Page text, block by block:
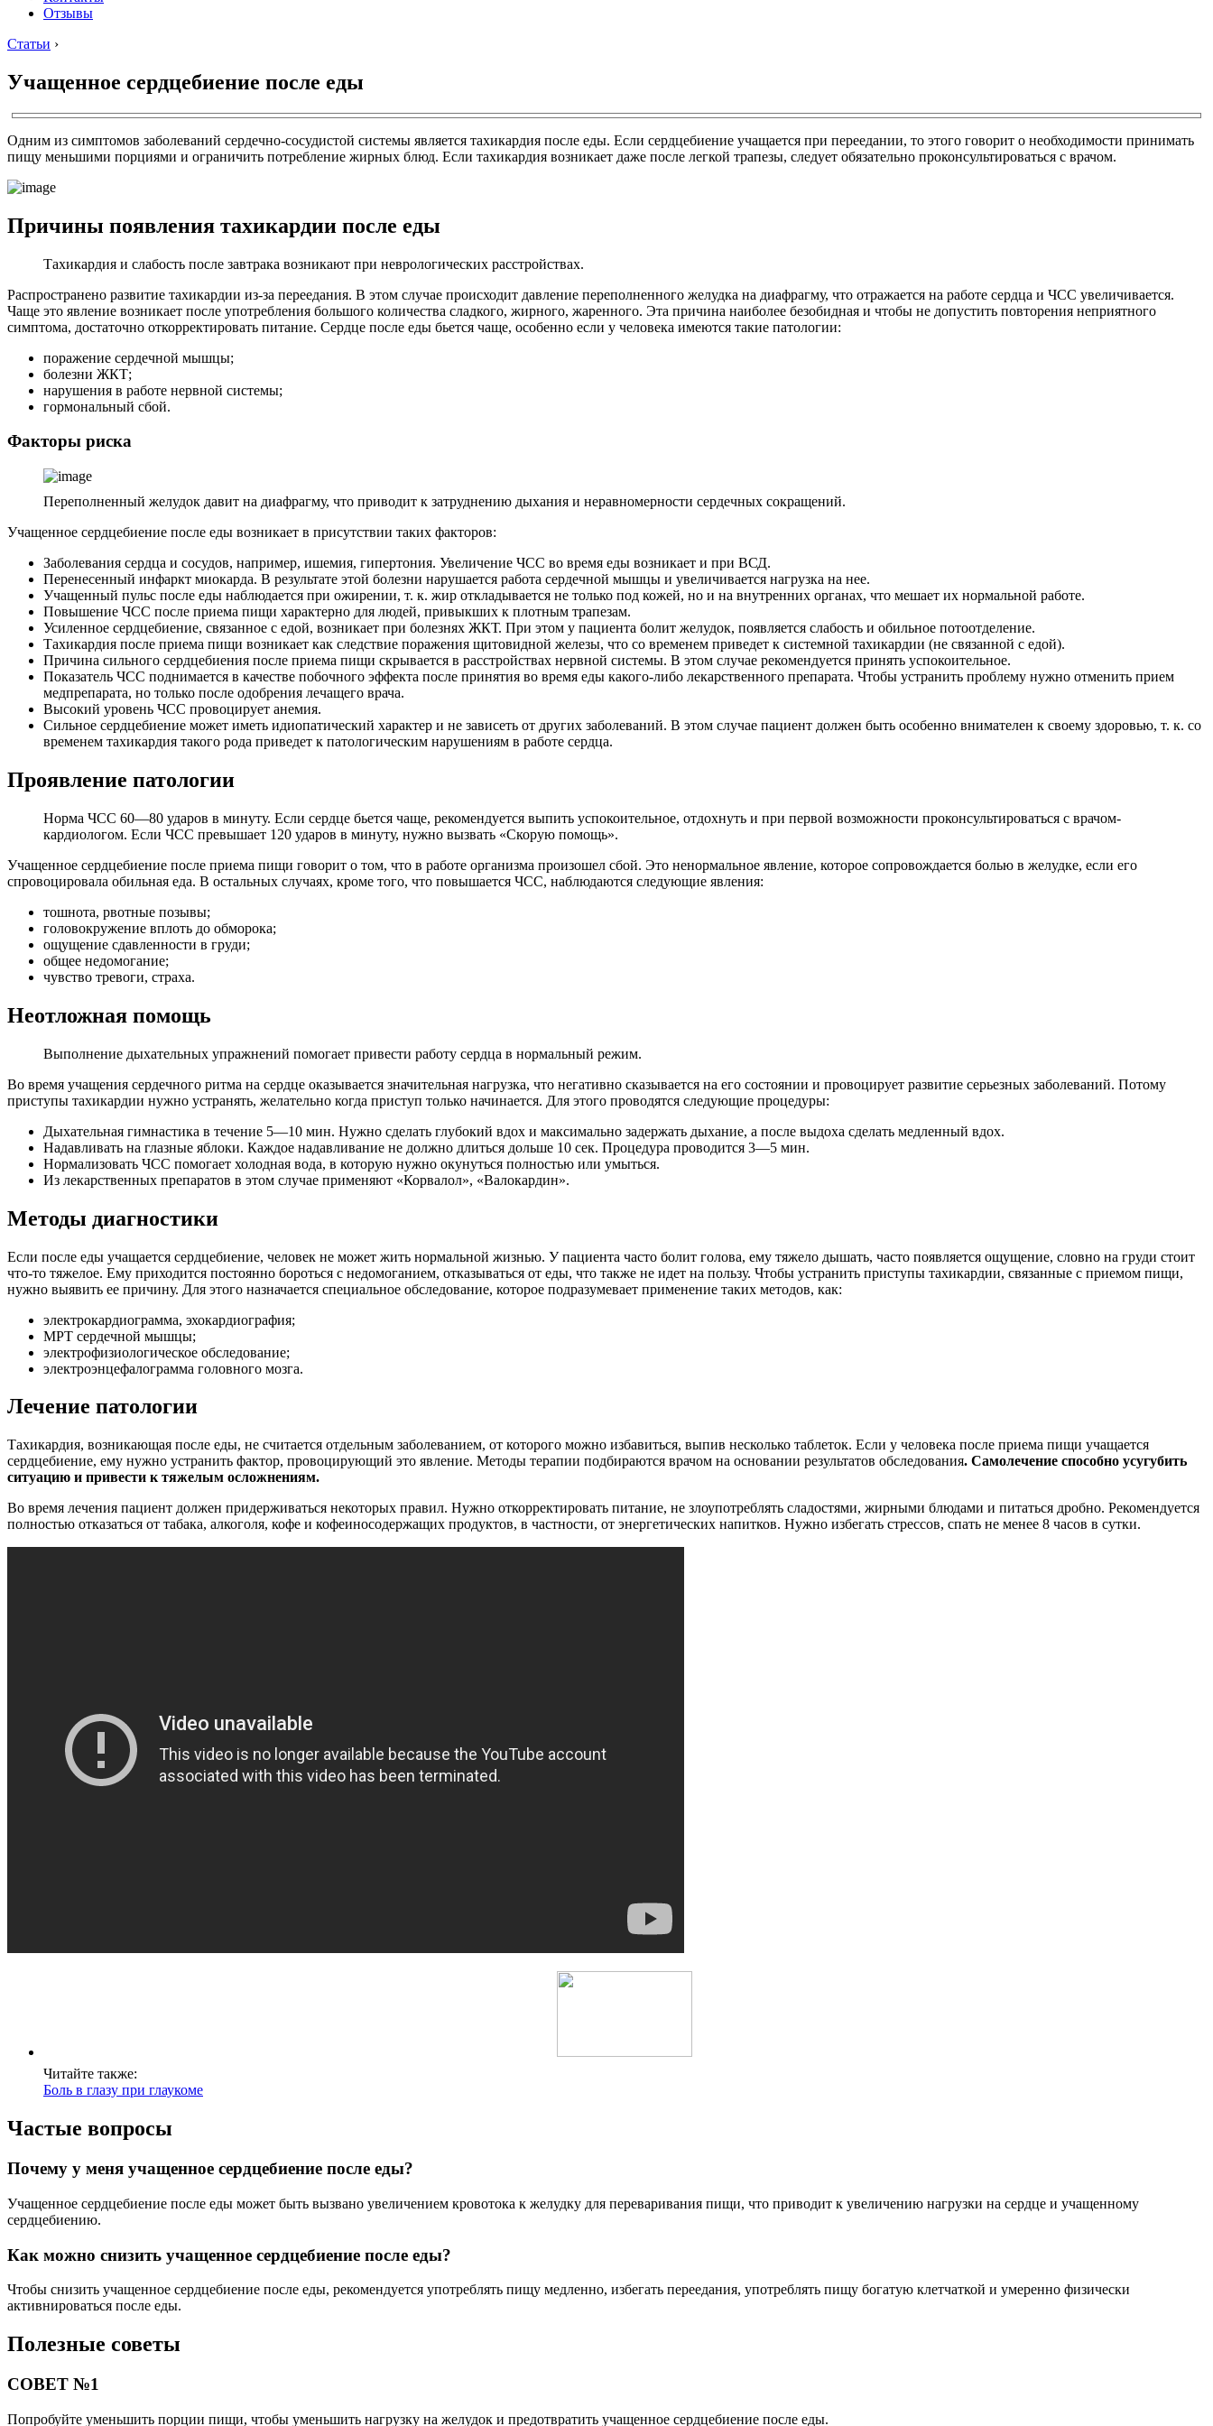
Отзывы
Статьи ›
Учащенное сердцебиение после еды
Одним из симптомов заболеваний сердечно-сосудистой системы является тахикардия после еды. Если сердцебиение учащается при переедании, то этого говорит о необходимости принимать
пищу меньшими порциями и ограничить потребление жирных блюд. Если тахикардия возникает даже после легкой трапезы, следует обязательно проконсультироваться с врачом.
Причины появления тахикардии после еды
Тахикардия и слабость после завтрака возникают при неврологических расстройствах.
Распространено развитие тахикардии из-за переедания. В этом случае происходит давление переполненного желудка на диафрагму, что отражается на работе сердца и ЧСС увеличивается.
Чаще это явление возникает после употребления большого количества сладкого, жирного, жаренного. Эта причина наиболее безобидная и чтобы не допустить повторения неприятного
симптома, достаточно откорректировать питание. Сердце после еды бьется чаще, особенно если у человека имеются такие патологии:
поражение сердечной мышцы;
болезни ЖКТ;
нарушения в работе нервной системы;
гормональный сбой.
Факторы риска
Переполненный желудок давит на диафрагму, что приводит к затруднению дыхания и неравномерности сердечных сокращений.
Учащенное сердцебиение после еды возникает в присутствии таких факторов:
Заболевания сердца и сосудов, например, ишемия, гипертония. Увеличение ЧСС во время еды возникает и при ВСД.
Перенесенный инфаркт миокарда. В результате этой болезни нарушается работа сердечной мышцы и увеличивается нагрузка на нее.
Учащенный пульс после еды наблюдается при ожирении, т. к. жир откладывается не только под кожей, но и на внутренних органах, что мешает их нормальной работе.
Повышение ЧСС после приема пищи характерно для людей, привыкших к плотным трапезам.
Усиленное сердцебиение, связанное с едой, возникает при болезнях ЖКТ. При этом у пациента болит желудок, появляется слабость и обильное потоотделение.
Тахикардия после приема пищи возникает как следствие поражения щитовидной железы, что со временем приведет к системной тахикардии (не связанной с едой).
Причина сильного сердцебиения после приема пищи скрывается в расстройствах нервной системы. В этом случае рекомендуется принять успокоительное.
Показатель ЧСС поднимается в качестве побочного эффекта после принятия во время еды какого-либо лекарственного препарата. Чтобы устранить проблему нужно отменить прием
медпрепарата, но только после одобрения лечащего врача.
Высокий уровень ЧСС провоцирует анемия.
Сильное сердцебиение может иметь идиопатический характер и не зависеть от других заболеваний. В этом случае пациент должен быть особенно внимателен к своему здоровью, т. к. со
временем тахикардия такого рода приведет к патологическим нарушениям в работе сердца.
Проявление патологии
Норма ЧСС 60―80 ударов в минуту. Если сердце бьется чаще, рекомендуется выпить успокоительное, отдохнуть и при первой возможности проконсультироваться с врачом-
кардиологом. Если ЧСС превышает 120 ударов в минуту, нужно вызвать «Скорую помощь».
Учащенное сердцебиение после приема пищи говорит о том, что в работе организма произошел сбой. Это ненормальное явление, которое сопровождается болью в желудке, если его
спровоцировала обильная еда. В остальных случаях, кроме того, что повышается ЧСС, наблюдаются следующие явления:
тошнота, рвотные позывы;
головокружение вплоть до обморока;
ощущение сдавленности в груди;
общее недомогание;
чувство тревоги, страха.
Неотложная помощь
Выполнение дыхательных упражнений помогает привести работу сердца в нормальный режим.
Во время учащения сердечного ритма на сердце оказывается значительная нагрузка, что негативно сказывается на его состоянии и провоцирует развитие серьезных заболеваний. Потому
приступы тахикардии нужно устранять, желательно когда приступ только начинается. Для этого проводятся следующие процедуры:
Дыхательная гимнастика в течение 5―10 мин. Нужно сделать глубокий вдох и максимально задержать дыхание, а после выдоха сделать медленный вдох.
Надавливать на глазные яблоки. Каждое надавливание не должно длиться дольше 10 сек. Процедура проводится 3―5 мин.
Нормализовать ЧСС помогает холодная вода, в которую нужно окунуться полностью или умыться.
Из лекарственных препаратов в этом случае применяют «Корвалол», «Валокардин».
Методы диагностики
Если после еды учащается сердцебиение, человек не может жить нормальной жизнью. У пациента часто болит голова, ему тяжело дышать, часто появляется ощущение, словно на груди стоит
что-то тяжелое. Ему приходится постоянно бороться с недомоганием, отказываться от еды, что также не идет на пользу. Чтобы устранить приступы тахикардии, связанные с приемом пищи,
нужно выявить ее причину. Для этого назначается специальное обследование, которое подразумевает применение таких методов, как:
электрокардиограмма, эхокардиография;
МРТ сердечной мышцы;
электрофизиологическое обследование;
электроэнцефалограмма головного мозга.
Лечение патологии
Тахикардия, возникающая после еды, не считается отдельным заболеванием, от которого можно избавиться, выпив несколько таблеток. Если у человека после приема пищи учащается
сердцебиение, ему нужно устранить фактор, провоцирующий это явление. Методы терапии подбираются врачом на основании результатов обследования. Самолечение способно усугубить
ситуацию и привести к тяжелым осложнениям.
Во время лечения пациент должен придерживаться некоторых правил. Нужно откорректировать питание, не злоупотреблять сладостями, жирными блюдами и питаться дробно. Рекомендуется
полностью отказаться от табака, алкоголя, кофе и кофеиносодержащих продуктов, в частности, от энергетических напитков. Нужно избегать стрессов, спать не менее 8 часов в сутки.
Читайте также:
Боль в глазу при глаукоме
Частые вопросы
Почему у меня учащенное сердцебиение после еды?
Учащенное сердцебиение после еды может быть вызвано увеличением кровотока к желудку для переваривания пищи, что приводит к увеличению нагрузки на сердце и учащенному
сердцебиению.
Как можно снизить учащенное сердцебиение после еды?
Чтобы снизить учащенное сердцебиение после еды, рекомендуется употреблять пищу медленно, избегать переедания, употреблять пищу богатую клетчаткой и умеренно физически
активнироваться после еды.
Полезные советы
СОВЕТ №1
Попробуйте уменьшить порции пищи, чтобы уменьшить нагрузку на желудок и предотвратить учащенное сердцебиение после еды.